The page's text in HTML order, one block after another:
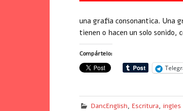
una grafia consonantica. Una
tienen o hacen un solo sonido,
Compártelo:
DancEnglish, Escritura, ingles